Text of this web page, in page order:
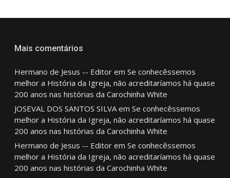
Mais comentários
Hermano de Jesus -- Editorem Se conhecêssemos
melhor a História da Igreja, não acreditaríamos há quase
200 anos nas histórias da Carochinha White
JOSEVAL DOS SANTOS SILVAem Se conhecêssemos
melhor a História da Igreja, não acreditaríamos há quase
200 anos nas histórias da Carochinha White
Hermano de Jesus -- Editorem Se conhecêssemos
melhor a História da Igreja, não acreditaríamos há quase
200 anos nas histórias da Carochinha White